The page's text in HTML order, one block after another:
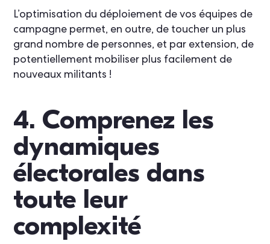
L’optimisation du déploiement de vos équipes de
campagne permet, en outre, de toucher un plus
grand nombre de personnes, et par extension, de
potentiellement mobiliser plus facilement de
nouveaux militants !
4. Comprenez les
dynamiques
électorales dans
toute leur
complexité